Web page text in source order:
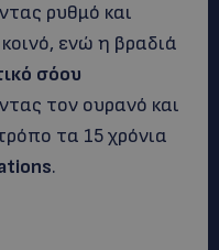
ρυθμό και
ενώ η βραδιά
σόου
τον ουρανό και
τα 15 χρόνια
.